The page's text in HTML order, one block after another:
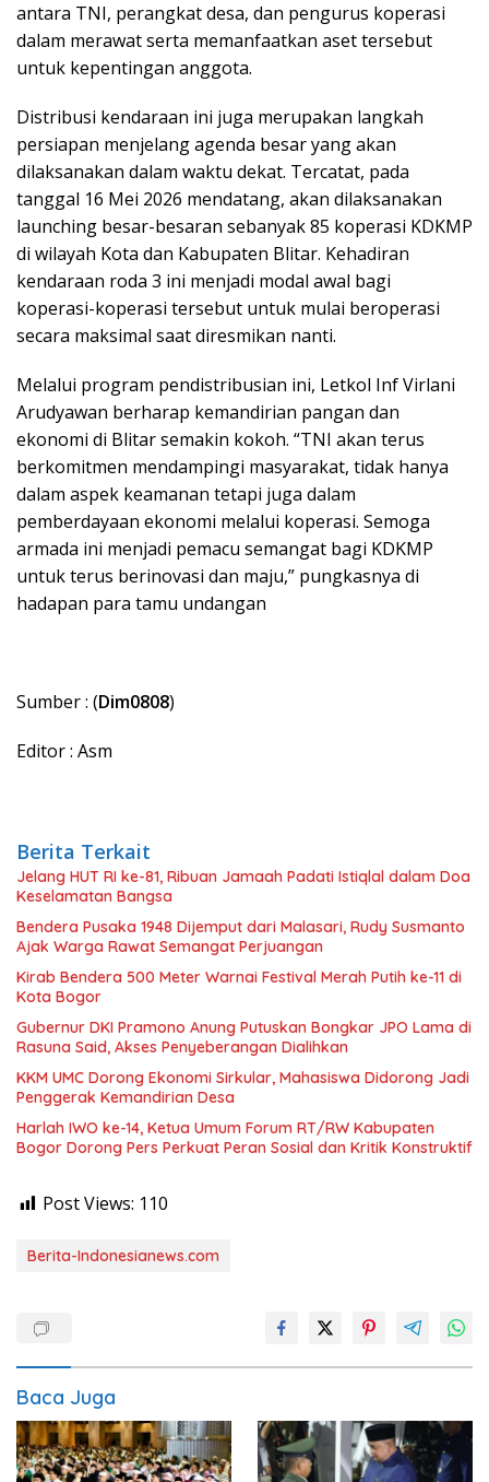
antara TNI, perangkat desa, dan pengurus koperasi
dalam merawat serta memanfaatkan aset tersebut
untuk kepentingan anggota.
Distribusi kendaraan ini juga merupakan langkah
persiapan menjelang agenda besar yang akan
dilaksanakan dalam waktu dekat. Tercatat, pada
tanggal 16 Mei 2026 mendatang, akan dilaksanakan
launching besar-besaran sebanyak 85 koperasi KDKMP
di wilayah Kota dan Kabupaten Blitar. Kehadiran
kendaraan roda 3 ini menjadi modal awal bagi
koperasi-koperasi tersebut untuk mulai beroperasi
secara maksimal saat diresmikan nanti.
Melalui program pendistribusian ini, Letkol Inf Virlani
Arudyawan berharap kemandirian pangan dan
ekonomi di Blitar semakin kokoh. “TNI akan terus
berkomitmen mendampingi masyarakat, tidak hanya
dalam aspek keamanan tetapi juga dalam
pemberdayaan ekonomi melalui koperasi. Semoga
armada ini menjadi pemacu semangat bagi KDKMP
untuk terus berinovasi dan maju,” pungkasnya di
hadapan para tamu undangan
Sumber : (Dim0808)
Editor : Asm
Berita Terkait
Jelang HUT RI ke-81, Ribuan Jamaah Padati Istiqlal dalam Doa
Keselamatan Bangsa
Bendera Pusaka 1948 Dijemput dari Malasari, Rudy Susmanto
Ajak Warga Rawat Semangat Perjuangan
Kirab Bendera 500 Meter Warnai Festival Merah Putih ke-11 di
Kota Bogor
Gubernur DKI Pramono Anung Putuskan Bongkar JPO Lama di
Rasuna Said, Akses Penyeberangan Dialihkan
KKM UMC Dorong Ekonomi Sirkular, Mahasiswa Didorong Jadi
Penggerak Kemandirian Desa
Harlah IWO ke-14, Ketua Umum Forum RT/RW Kabupaten
Bogor Dorong Pers Perkuat Peran Sosial dan Kritik Konstruktif
Post Views: 110
Berita-Indonesianews.com
Baca Juga